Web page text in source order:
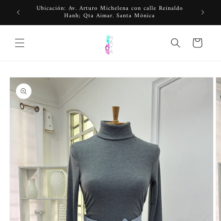
directamenteUbicación: Av. Arturo Michelena con calle Reinaldo
Hanh; Qta Aimar. Santa Mónica
Carrito
directamente
a la
información
del producto